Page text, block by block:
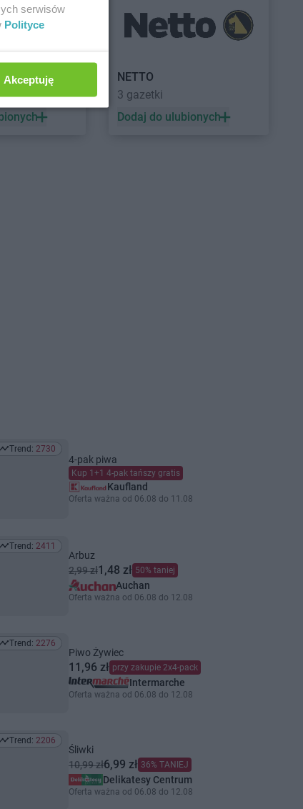
NETTO
3 gazetki
Dodaj do ulubionych
2730
Trend: 2730
4-pak piwa
Kup 1+1 4-pak tańszy gratis
Kaufland
Oferta ważna od 06.08 do 11.08
2411
Trend: 2411
Arbuz
2,99 zł1,48 zł 50% taniej
Auchan
Oferta ważna od 06.08 do 12.08
2276
Trend: 2276
Piwo Żywiec
11,96 zł przy zakupie 2x4-pack
Intermarche
Oferta ważna od 06.08 do 12.08
2206
Trend: 2206
Śliwki
10,99 zł6,99 zł 36% TANIEJ
Delikatesy Centrum
Oferta ważna od 06.08 do 12.08
serwisów
Polityce
Akceptuję